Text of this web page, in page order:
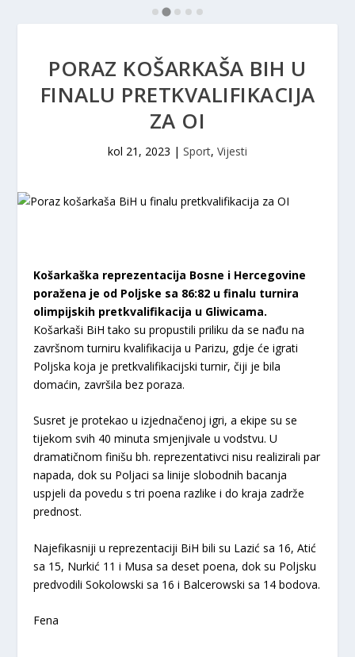
PORAZ KOŠARKAŠA BIH U
FINALU PRETKVALIFIKACIJA
ZA OI
kol 21, 2023 | Sport, Vijesti
Košarkaška reprezentacija Bosne i Hercegovine
poražena je od Poljske sa 86:82 u finalu turnira
olimpijskih pretkvalifikacija u Gliwicama.
Košarkaši BiH tako su propustili priliku da se nađu na
završnom turniru kvalifikacija u Parizu, gdje će igrati
Poljska koja je pretkvalifikacijski turnir, čiji je bila
domaćin, završila bez poraza.
Susret je protekao u izjednačenoj igri, a ekipe su se
tijekom svih 40 minuta smjenjivale u vodstvu. U
dramatičnom finišu bh. reprezentativci nisu realizirali par
napada, dok su Poljaci sa linije slobodnih bacanja
uspjeli da povedu s tri poena razlike i do kraja zadrže
prednost.
Najefikasniji u reprezentaciji BiH bili su Lazić sa 16, Atić
sa 15, Nurkić 11 i Musa sa deset poena, dok su Poljsku
predvodili Sokolowski sa 16 i Balcerowski sa 14 bodova.
Fena